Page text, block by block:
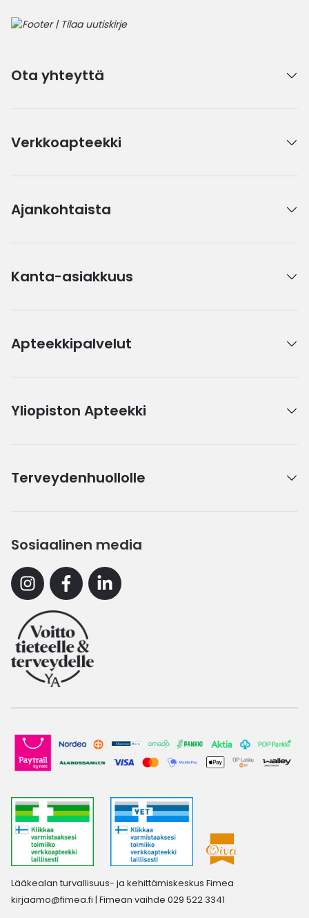
Ota yhteyttä
Verkkoapteekki
Ajankohtaista
Kanta-asiakkuus
Apteekkipalvelut
Yliopiston Apteekki
Terveydenhuollolle
Sosiaalinen media
InstagramFacebookLinkedin
Lääkealan turvallisuus- ja kehittämiskeskus Fimea
kirjaamo@fimea.fi | Fimean vaihde 029 522 3341